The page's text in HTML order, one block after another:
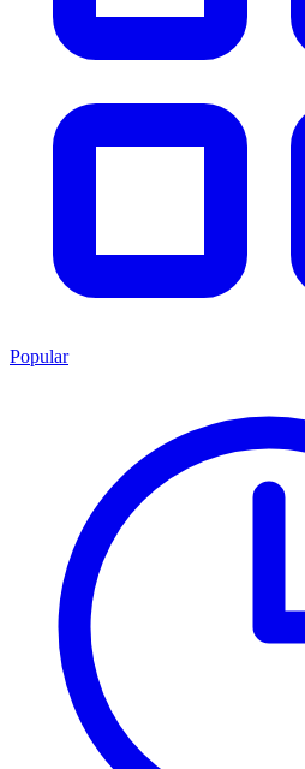
Popular